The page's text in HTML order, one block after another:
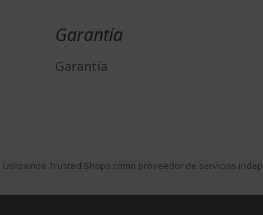
Garantía
Garantía
Utilizamos Trusted Shops como proveedor de servicios